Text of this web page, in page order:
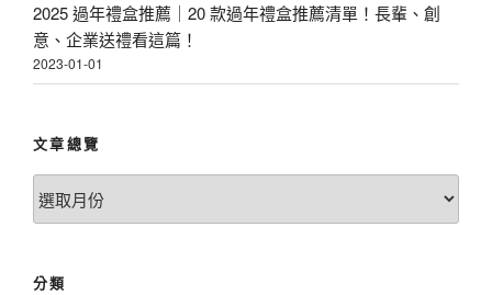
2025 過年禮盒推薦｜20 款過年禮盒推薦清單！長輩、創
意、企業送禮看這篇！
2023-01-01
文章總覽
文
章
分類